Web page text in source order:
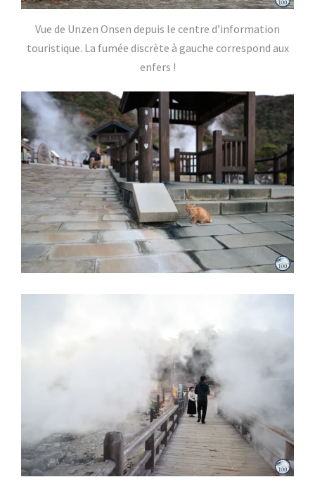
Vue de Unzen Onsen depuis le centre d’information
touristique. La fumée discrète à gauche correspond aux
enfers !